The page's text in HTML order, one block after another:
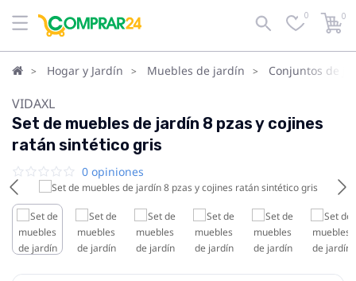
0 0
Hogar y Jardín Muebles de jardín Conjuntos de
VIDAXL
Set de muebles de jardín 8 pzas y cojines
ratán sintético gris
0 opiniones